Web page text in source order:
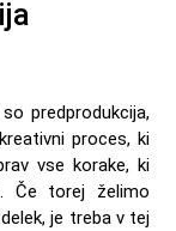
predprodukcija,
proces, ki
vse korake, ki
Če torej želimo
je treba v tej